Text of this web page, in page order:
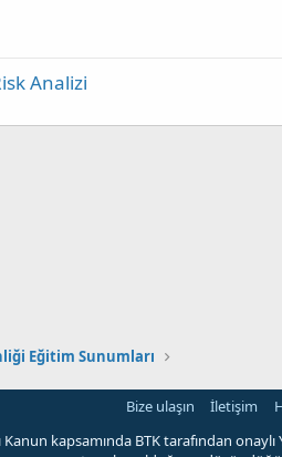
Analizi
Eğitim Sunumları
Bize ulaşın İletişim
Kanun kapsamında BTK tarafından onaylı